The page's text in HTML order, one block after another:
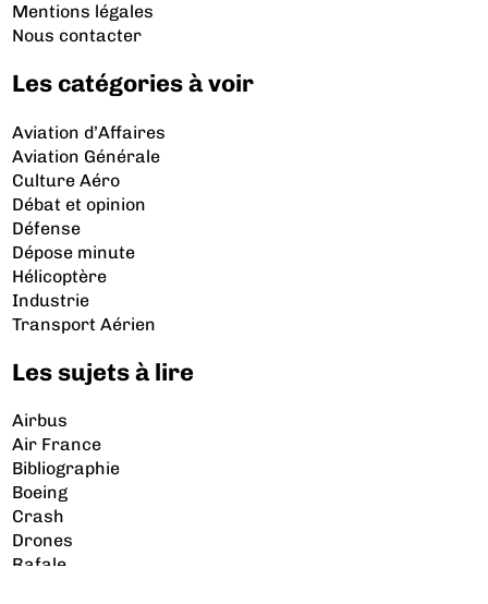
Mentions légales
Nous contacter
Les catégories à voir
Aviation d’Affaires
Aviation Générale
Culture Aéro
Débat et opinion
Défense
Dépose minute
Hélicoptère
Industrie
Transport Aérien
Les sujets à lire
Airbus
Air France
Bibliographie
Boeing
Crash
Drones
Rafale